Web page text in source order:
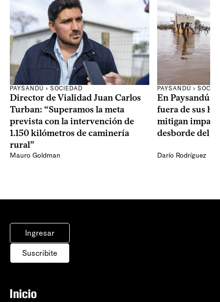
PAYSANDÚ › SOCIEDAD
Director de Vialidad Juan Carlos
Turban: “Superamos la meta
prevista con la intervención de
1.150 kilómetros de caminería
rural”
Mauro Goldman
PAYSANDÚ ›
En Paysandú
fuera de sus
mitigan
desborde del
Darío Rodríguez
Ingresar
Suscribite
Inicio